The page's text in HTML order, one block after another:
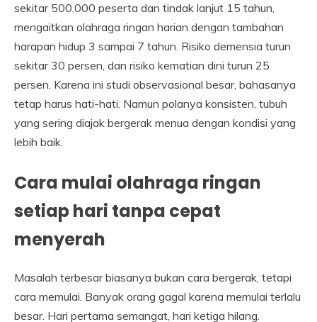
sekitar 500.000 peserta dan tindak lanjut 15 tahun,
mengaitkan olahraga ringan harian dengan tambahan
harapan hidup 3 sampai 7 tahun. Risiko demensia turun
sekitar 30 persen, dan risiko kematian dini turun 25
persen. Karena ini studi observasional besar, bahasanya
tetap harus hati-hati. Namun polanya konsisten, tubuh
yang sering diajak bergerak menua dengan kondisi yang
lebih baik.
Cara mulai olahraga ringan
setiap hari tanpa cepat
menyerah
Masalah terbesar biasanya bukan cara bergerak, tetapi
cara memulai. Banyak orang gagal karena memulai terlalu
besar. Hari pertama semangat, hari ketiga hilang.